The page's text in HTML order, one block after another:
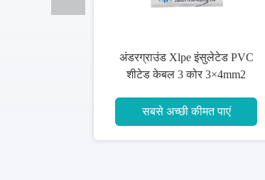
अंडरग्राउंड Xlpe इंसुलेटेड PVC
शीटेड केबल 3 कोर 3×4mm2
सबसे अच्छी कीमत पाएं